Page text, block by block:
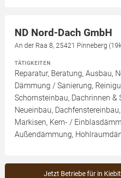
ND Nord-Dach GmbH
An der Raa 8, 25421 Pinneberg
TÄTIGKEITEN
Reparatur, Beratung, Ausbau,
Dämmung / Sanierung,
Schornsteinbau, Dachrinnen &
Neueinbau,
Markisen, Kern- /
Außendämmung,
Jetzt Betriebe für in